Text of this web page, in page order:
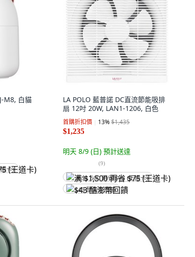
M8, 白貓
卡)
LA POLO 藍普諾 DC直流節能吸排
扇 12吋 20W, LAN1-1206, 白色
首購折扣價 13%$1,435
$1,235
明天 8/9 (日) 預計送達
(9)
满 $1,500 再省 $75 (王道卡)
$43 酷澎幣回饋